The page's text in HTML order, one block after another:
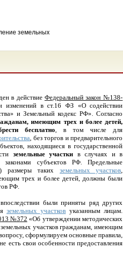
земельных
в действиеФедеральный закон №138-
изменений в ст.16 ФЗ «О содействии
и Земельный кодекс РФ». Согласно
имеющим трех и более детей,
бесплатно , в том числе для
, без торгов и предварительного
находящиеся в государственной
земельные участки в случаях и в
законами субъектов РФ. Предельные
размеры таких земельных участков
трех и более детей, должны были
РФ.
были приняты ряд других
земельных участковуказанным лицам.
№372 «Об утверждении методических
участков гражданам, имеющим
сформулируем основные правила,
есть свои особенности предоставления